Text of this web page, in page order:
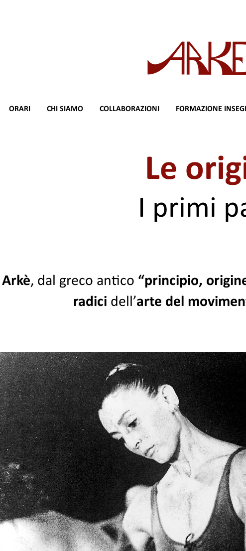
ORARI CHI SIAMO COLLABORAZIONI FORMAZIONE
Le
I primi
Arkè, dal greco antico “principio,
radici dell’arte del